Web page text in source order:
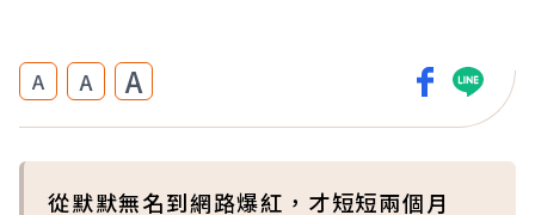
A A A
從默默無名到網路爆紅，才短短兩個月